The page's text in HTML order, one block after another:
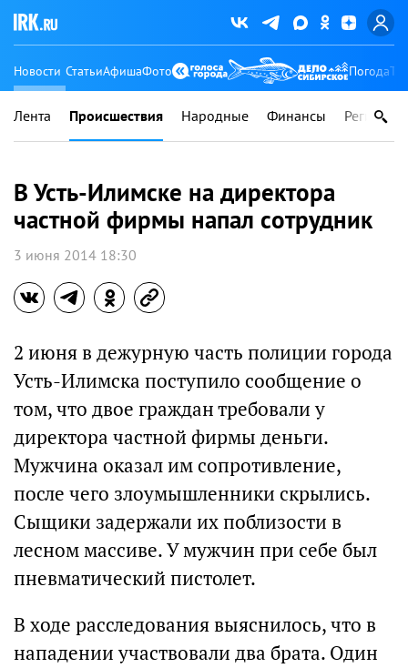
Новости СтатьиАфишаФото Погода
Лента Происшествия Народные Финансы Регионы
В Усть-Илимске на директора
частной фирмы напал сотрудник
3 июня 2014 18:30
2 июня в дежурную часть полиции города
Усть-Илимска поступило сообщение о
том, что двое граждан требовали у
директора частной фирмы деньги.
Мужчина оказал им сопротивление,
после чего злоумышленники скрылись.
Сыщики задержали их поблизости в
лесном массиве. У мужчин при себе был
пневматический пистолет.
В ходе расследования выяснилось, что в
нападении участвовали два брата. Один